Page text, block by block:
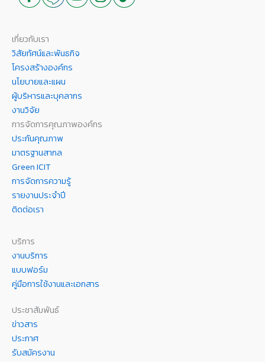
เกี่ยวกับเรา
วิสัยทัศน์และพันธกิจ
โครงสร้างองค์กร
นโยบายและแผน
ผู้บริหารและบุคลากร
งานวิจัย
การจัดการคุณภาพองค์กร
ประกันคุณภาพ
มาตรฐานสากล
Green ICIT
การจัดการความรู้
รายงานประจำปี
ติดต่อเรา
บริการ
งานบริการ
แบบฟอร์ม
คู่มือการใช้งานและเอกสาร
ประชาสัมพันธ์
ข่าวสาร
ประกาศ
รับสมัครงาน